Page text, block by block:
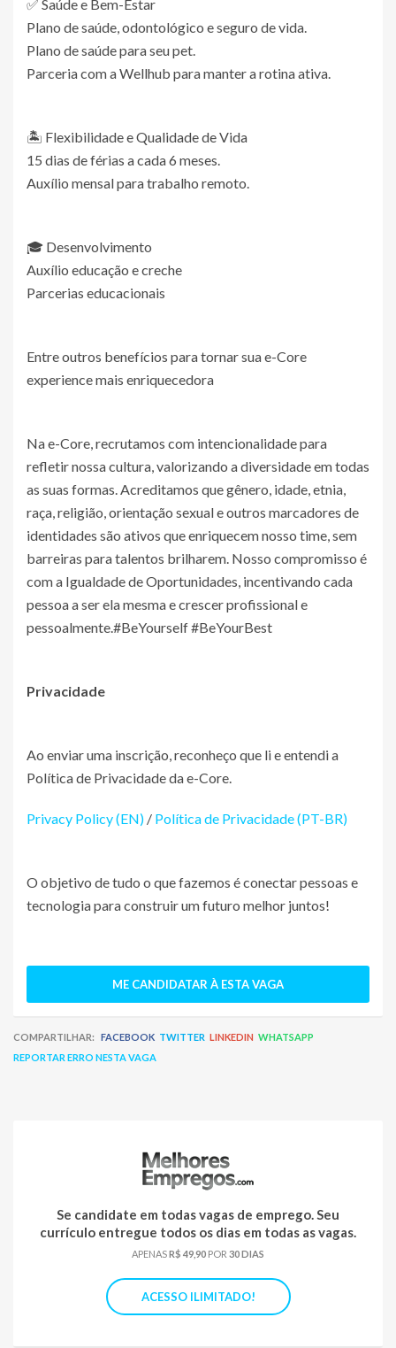
✅ Saúde e Bem-Estar
Plano de saúde, odontológico e seguro de vida.
Plano de saúde para seu pet.
Parceria com a Wellhub para manter a rotina ativa.
🏝️ Flexibilidade e Qualidade de Vida
15 dias de férias a cada 6 meses.
Auxílio mensal para trabalho remoto.
🎓 Desenvolvimento
Auxílio educação e creche
Parcerias educacionais
Entre outros benefícios para tornar sua e-Core
experience mais enriquecedora
Na e-Core, recrutamos com intencionalidade para
refletir nossa cultura, valorizando a diversidade em todas
as suas formas. Acreditamos que gênero, idade, etnia,
raça, religião, orientação sexual e outros marcadores de
identidades são ativos que enriquecem nosso time, sem
barreiras para talentos brilharem. Nosso compromisso é
com a Igualdade de Oportunidades, incentivando cada
pessoa a ser ela mesma e crescer profissional e
pessoalmente.#BeYourself #BeYourBest
Privacidade
Ao enviar uma inscrição, reconheço que li e entendi a
Política de Privacidade da e-Core.
Privacy Policy (EN) / Política de Privacidade (PT-BR)
O objetivo de tudo o que fazemos é conectar pessoas e
tecnologia para construir um futuro melhor juntos!
ME CANDIDATAR À ESTA VAGA
COMPARTILHAR: FACEBOOK TWITTER LINKEDIN WHATSAPP
REPORTAR ERRO NESTA VAGA
Se candidate em todas vagas de emprego. Seu
currículo entregue todos os dias em todas as vagas.
APENASR$ 49,90 POR 30 DIAS
ACESSO ILIMITADO!